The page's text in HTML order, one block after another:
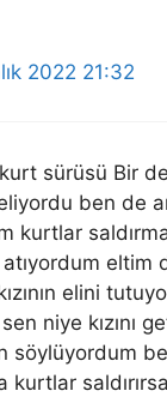
2022 21:32
sürüsü Bir
ben de
kurtlar
eltim
elini
niye kızını
söylüyordum
kurtlar